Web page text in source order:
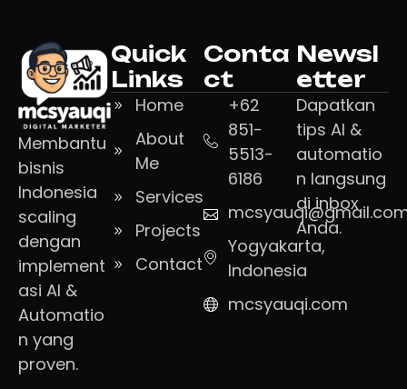
Membantu
bisnis
Indonesia
scaling
dengan
implement
asi AI &
Automatio
n yang
proven.
Quick
Links
Home
About
Me
Services
Projects
Contact
Conta
ct
+62
851-
5513-
6186
Yogyakarta,
Indonesia
mcsyauqi.com
Newsl
etter
Dapatkan
tips AI &
automatio
n langsung
di inbox
Anda.